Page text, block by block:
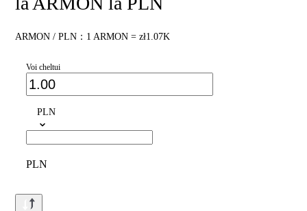
ARMON / PLN：1 ARMON = zł1.07K
Voi cheltui
PLN
PLN